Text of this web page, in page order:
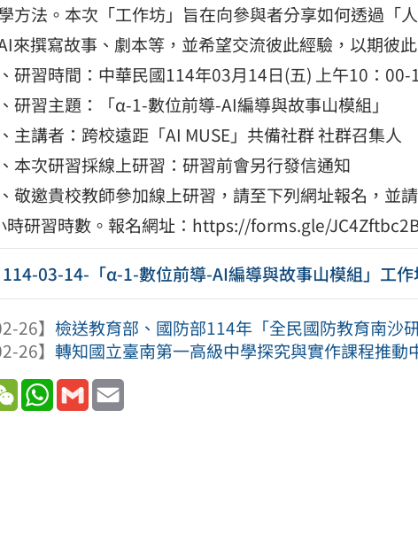
方法。本次「工作坊」旨在向參與者分享如何透過「
來撰寫故事、劇本等，並希望交流彼此經驗，以期彼
研習時間：中華民國114年03月14日(五) 上午10：00-
研習主題：「α-1-數位前導-AI編導與故事山模組」
主講者：跨校遠距「AI MUSE」共備社群 社群召集人
本次研習採線上研習：研習前會另行發信通知
敬邀貴校教師參加線上研習，請至下列網址報名，並
時研習時數。報名網址：https://forms.gle/
114-03-14-「α-1-數位前導-AI編導與故事山模組」工
26】 檢送教育部、國防部114年「全民國防教育南沙
26】轉知國立臺南第一高級中學探究與實作課程推動
WeChatWhatsApp
Gmail